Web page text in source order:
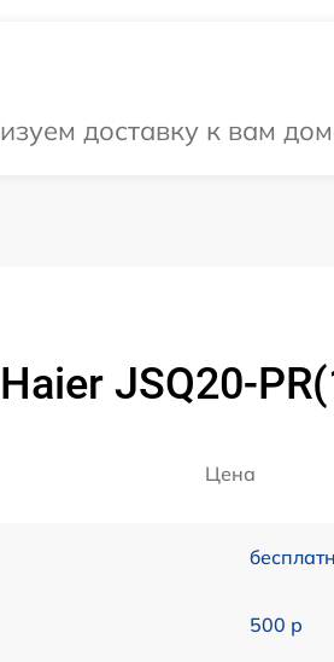
доставку к вам
JSQ20-
Цена
500 р